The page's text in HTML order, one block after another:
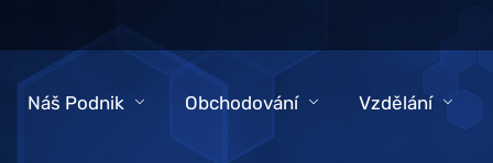
Náš Podnik Obchodování Vzdělání